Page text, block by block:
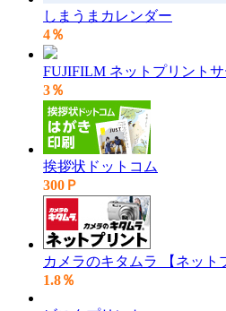
しまうまカレンダー
4％
FUJIFILM ネットプリント
3％
挨拶状ドットコム
300Ｐ
カメラのキタムラ 【ネット
1.8％